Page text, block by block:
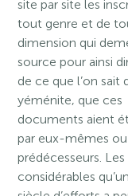
site par site les
tout genre et de
dimension qui
source pour ainsi
de ce que l’on sait
yéménite, que ces
documents aient
par eux-mêmes ou
prédécesseurs.
considérables